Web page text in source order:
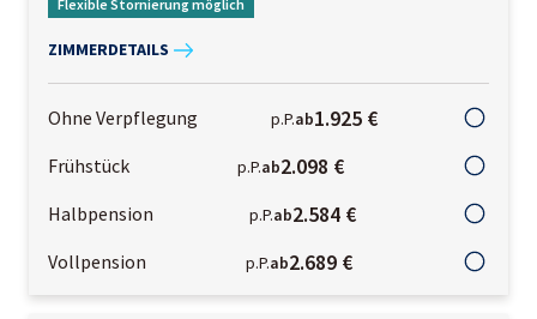
Flexible Stornierung möglich
ZIMMERDETAILS
Ohne Verpflegung p.P.ab1.925 €
Frühstück p.P.ab2.098 €
Halbpension p.P.ab2.584 €
Vollpension p.P.ab2.689 €